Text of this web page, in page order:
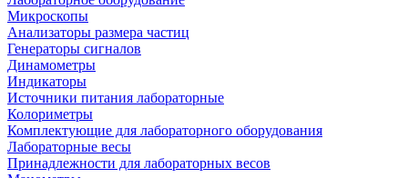
Микроскопы
Анализаторы размера частиц
Генераторы сигналов
Динамометры
Индикаторы
Источники питания лабораторные
Колориметры
Комплектующие для лабораторного оборудования
Лабораторные весы
Принадлежности для лабораторных весов